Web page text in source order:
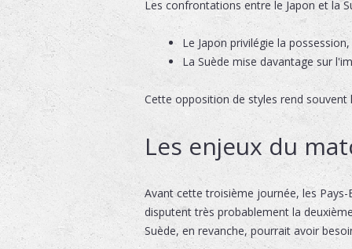
Les confrontations entre le Japon et la
Le Japon privilégie la
La Suède mise davantage sur
Cette opposition de styles rend
Les enjeux du
Avant cette troisième journée, les
disputent très probablement la
Suède, en revanche, pourrait avoir